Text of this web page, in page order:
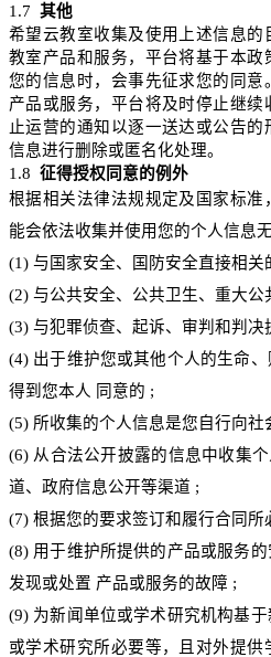
1.7 其他
希望云教室收集及使用上述信息
教室产品和服务，平台将基于本
您的信息时，会事先征求您的同
产品或服务，平台将及时停止继
止运营的通知以逐一送达或公告的
信息进行删除或匿名化处理。
1.8 征得授权同意的例外
根据相关法律法规规定及国家标
能会依法收集并使用您的个人信息
(1) 与国家安全、国防安全直接相关
(2) 与公共安全、公共卫生、重大公
(3) 与犯罪侦查、起诉、审判和判决
(4) 出于维护您或其他个人的生命
得到您本人 同意的 ;
(5) 所收集的个人信息是您自行向社
(6) 从合法公开披露的信息中收集
道、政府信息公开等渠道 ;
(7) 根据您的要求签订和履行合同所
(8) 用于维护所提供的产品或服务
发现或处置 产品或服务的故障 ;
(9) 为新闻单位或学术研究机构基
或学术研究所必要等，
且对外提供